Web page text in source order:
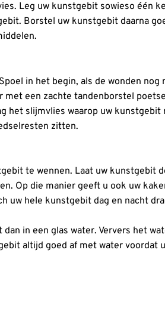
Leg uw kunstgebit sowieso één
Borstel uw kunstgebit daarna
in het begin, als de wonden
een zachte tandenborstel
slijmvlies waarop uw kunstgebit
zitten.
te wennen. Laat uw kunstgebit
Op die manier geeft u ook uw
uw hele kunstgebit dag en nacht
in een glas water. Ververs het
altijd goed af met water voordat